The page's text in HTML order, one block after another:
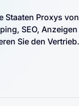
Proxys
SEO,
Sie den Vertrieb.